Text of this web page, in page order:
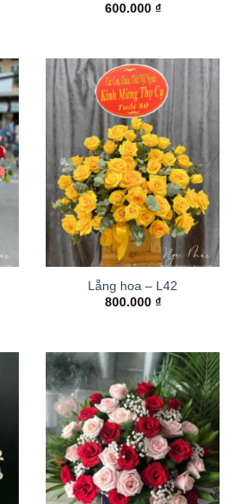
600.000 ₫
Lẵng hoa – L42
800.000 ₫